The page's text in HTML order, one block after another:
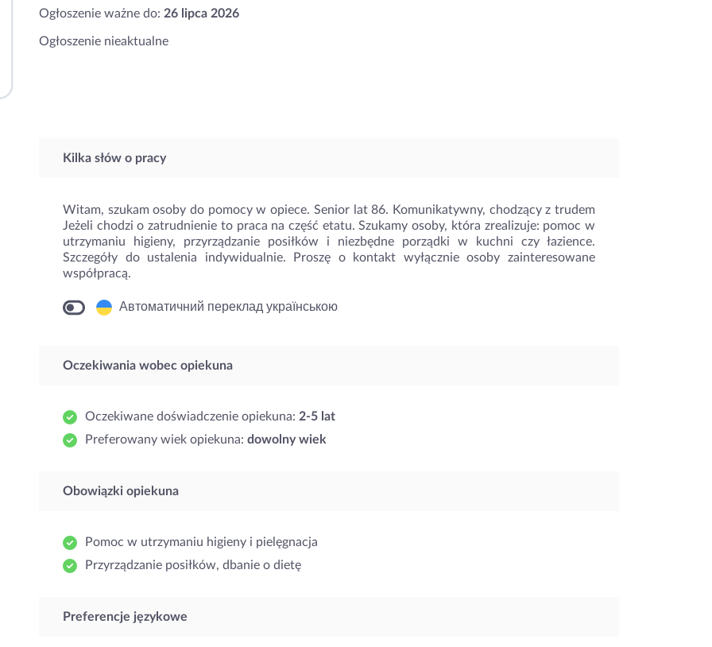
Ogłoszenie ważne do: 26 lipca 2026
Ogłoszenie nieaktualne
Kilka słów o pracy
Witam, szukam osoby do pomocy w opiece. Senior lat 86. Komunikatywny, chodzący z trudem
Jeżeli chodzi o zatrudnienie to praca na część etatu. Szukamy osoby, która zrealizuje: pomoc w
utrzymaniu higieny, przyrządzanie posiłków i niezbędne porządki w kuchni czy łazience.
Szczegóły do ustalenia indywidualnie. Proszę o kontakt wyłącznie osoby zainteresowane
współpracą.
Автоматичний переклад українською
Oczekiwania wobec opiekuna
Oczekiwane doświadczenie opiekuna: 2-5 lat
Preferowany wiek opiekuna: dowolny wiek
Obowiązki opiekuna
Pomoc w utrzymaniu higieny i pielęgnacja
Przyrządzanie posiłków, dbanie o dietę
Preferencje językowe